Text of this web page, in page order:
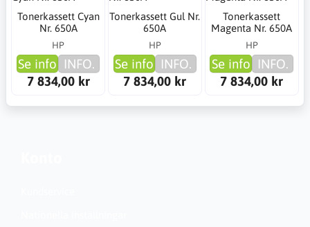
Tonerkassett Cyan
Nr. 650A
HP
Se info INFO.
7 834,00 kr
Tonerkassett Gul Nr.
650A
HP
Se info INFO.
7 834,00 kr
Tonerkassett
Magenta Nr. 650A
HP
Se info INFO.
7 834,00 kr